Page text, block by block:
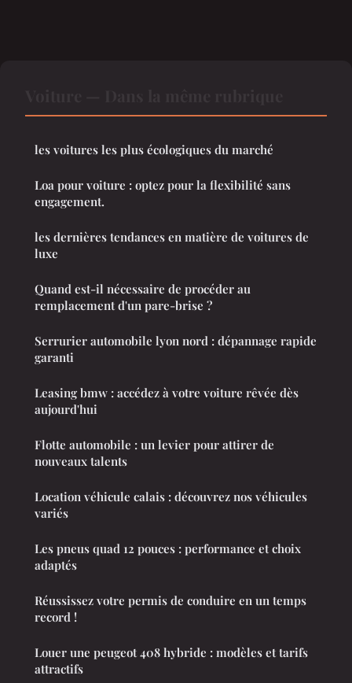
les voitures les plus écologiques du marché
Loa pour voiture : optez pour la flexibilité sans
engagement.
les dernières tendances en matière de voitures de
luxe
Quand est-il nécessaire de procéder au
remplacement d'un pare-brise ?
Serrurier automobile lyon nord : dépannage rapide
garanti
Leasing bmw : accédez à votre voiture rêvée dès
aujourd'hui
Flotte automobile : un levier pour attirer de
nouveaux talents
Location véhicule calais : découvrez nos véhicules
variés
Les pneus quad 12 pouces : performance et choix
adaptés
Réussissez votre permis de conduire en un temps
record !
Louer une peugeot 408 hybride : modèles et tarifs
attractifs